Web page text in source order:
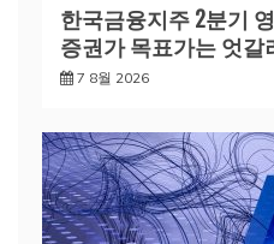
한국금융지주 2분기
증권가 목표가는 엇갈
7 8월 2026